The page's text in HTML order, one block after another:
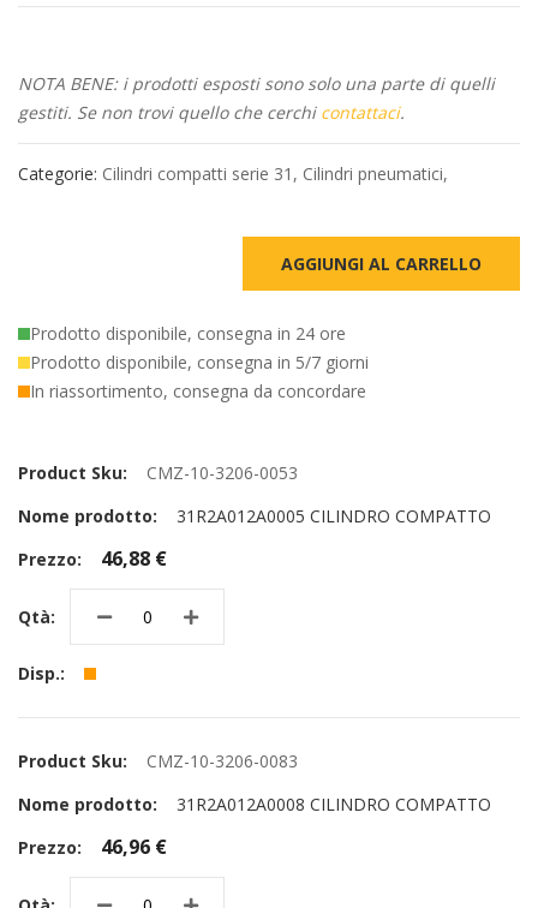
NOTA BENE: i prodotti esposti sono solo una parte di quelli
gestiti. Se non trovi quello che cerchi contattaci.
Categorie: Cilindri compatti serie 31 , Cilindri pneumatici,
AGGIUNGI AL CARRELLO
Prodotto disponibile, consegna in 24 ore
Prodotto disponibile, consegna in 5/7 giorni
In riassortimento, consegna da concordare
prodotti
CMZ-10-3206-0053
31R2A012A0005 CILINDRO COMPATTO
46,88 €
CMZ-10-3206-0083
31R2A012A0008 CILINDRO COMPATTO
46,96 €